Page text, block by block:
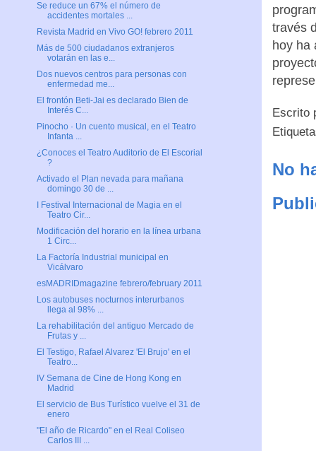
través
hoy ha
Escrito
No
Se reduce un 67% el número de
accidentes mortales ...
Revista Madrid en Vivo GO! febrero 2011
Más de 500 ciudadanos extranjeros
votarán en las e...
Dos nuevos centros para personas con
enfermedad me...
El frontón Beti-Jai es declarado Bien de
Interés C...
Pinocho · Un cuento musical, en el Teatro
Infanta ...
¿Conoces el Teatro Auditorio de El Escorial
?
Activado el Plan nevada para mañana
domingo 30 de ...
I Festival Internacional de Magia en el
Teatro Cir...
Modificación del horario en la línea urbana
1 Circ...
La Factoría Industrial municipal en
Vicálvaro
esMADRIDmagazine febrero/february 2011
Los autobuses nocturnos interurbanos
llega al 98% ...
La rehabilitación del antiguo Mercado de
Frutas y ...
El Testigo, Rafael Alvarez 'El Brujo' en el
Teatro...
IV Semana de Cine de Hong Kong en
Madrid
El servicio de Bus Turístico vuelve el 31 de
enero
"El año de Ricardo" en el Real Coliseo
Carlos III ...